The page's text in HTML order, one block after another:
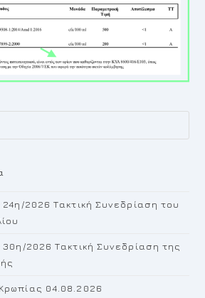
2026 Τακτική Συνεδρίαση του
2026 Τακτική Συνεδρίαση της
04.08.2026